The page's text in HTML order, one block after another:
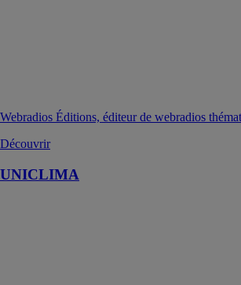
Webradios Éditions, éditeur de webradios
Découvrir
UNICLIMA